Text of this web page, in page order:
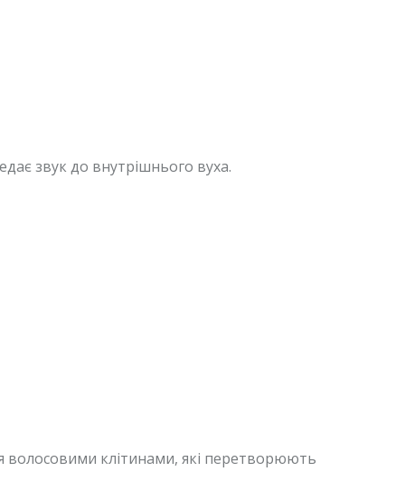
звук до внутрішнього вуха.
волосовими клітинами, які перетворюють